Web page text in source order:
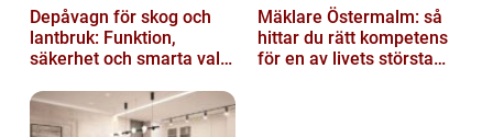
Depåvagn för skog och
lantbruk: Funktion,
säkerhet och smarta val
Mäklare Östermalm: så
hittar du rätt kompetens
för en av livets största